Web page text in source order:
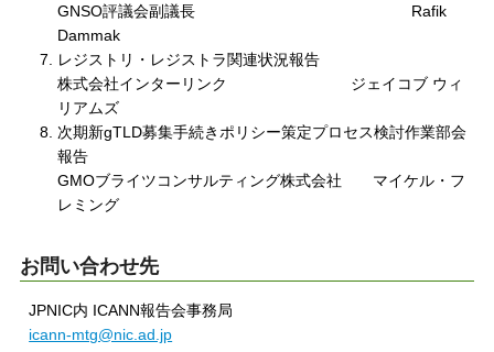
GNSO評議会副議長 Rafik
Dammak
レジストリ・レジストラ関連状況報告
株式会社インターリンク ジェイコブ ウィ
リアムズ
次期新gTLD募集手続きポリシー策定プロセス検討作業部会
報告
GMOブライツコンサルティング株式会社 マイケル・フ
レミング
お問い合わせ先
JPNIC内 ICANN報告会事務局
icann-mtg@nic.ad.jp